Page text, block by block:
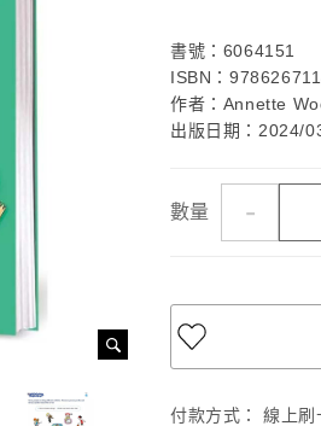
書號：6064151
ISBN：
作者：Annette
出版日期：2024/
數量 -
付款方式：
線上刷